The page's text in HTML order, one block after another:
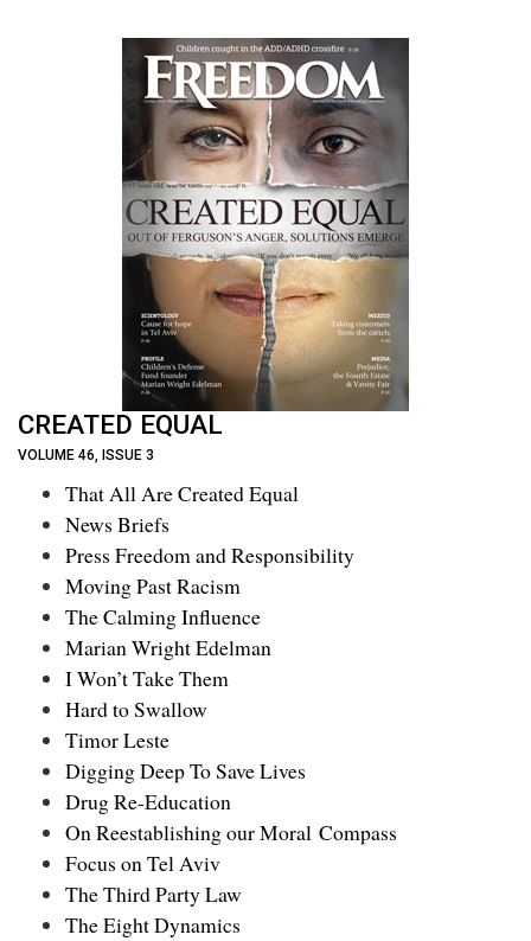
CREATED EQUAL
VOLUME 46, ISSUE 3
That All Are Created Equal
News Briefs
Press Freedom and Responsibility
Moving Past Racism
The Calming Influence
Marian Wright Edelman
I Won’t Take Them
Hard to Swallow
Timor Leste
Digging Deep To Save Lives
Drug Re-Education
On Reestablishing our Moral Compass
Focus on Tel Aviv
The Third Party Law
The Eight Dynamics